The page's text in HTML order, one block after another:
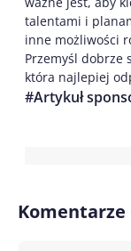
talentami i
inne możliwości
Przemyśl dobrze
która najlepiej
#Artykuł
Komentarze